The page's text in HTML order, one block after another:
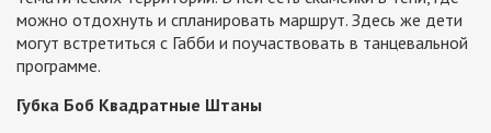
можно отдохнуть и спланировать маршрут. Здесь же дети
могут встретиться с Габби и поучаствовать в танцевальной
программе.
Губка Боб Квадратные Штаны